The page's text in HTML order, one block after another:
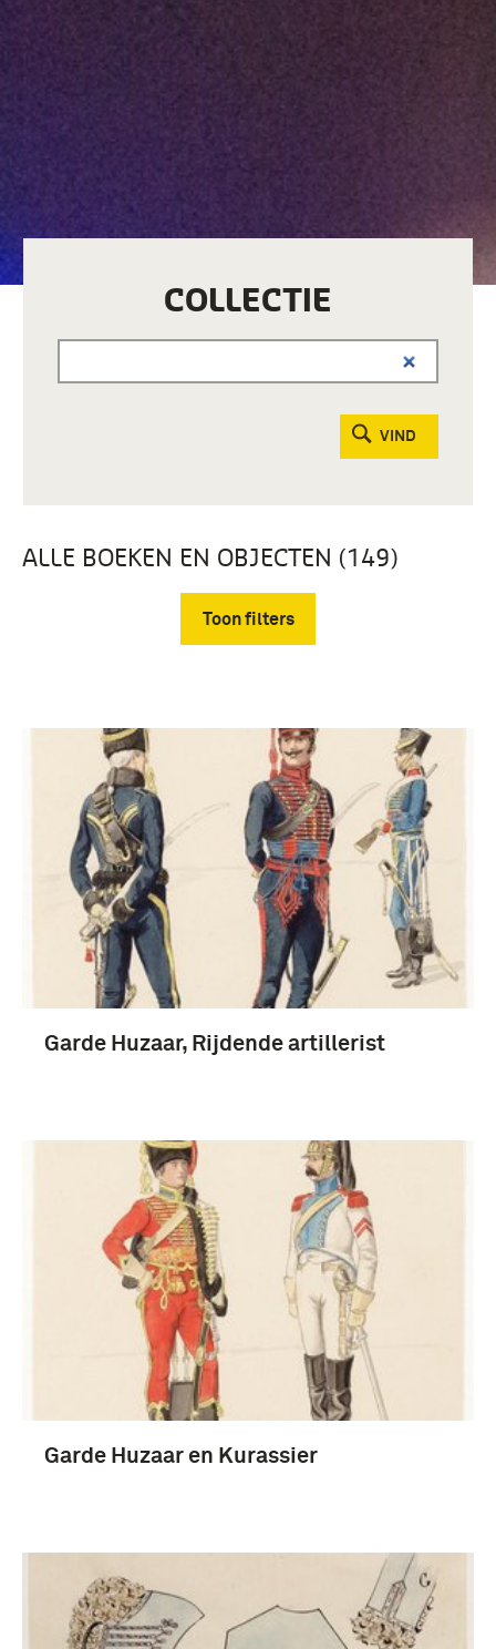
COLLECTIE
VIND
ALLE BOEKEN EN OBJECTEN (149)
Toon filters
Prenten en Tekeningen (149)
huzaar (Wapen der Cavalerie) (149)
Koninklijke Landmacht (1813/1814-heden) (36)
Garde Huzaar, Rijdende artillerist
Garde Huzaar en Kurassier